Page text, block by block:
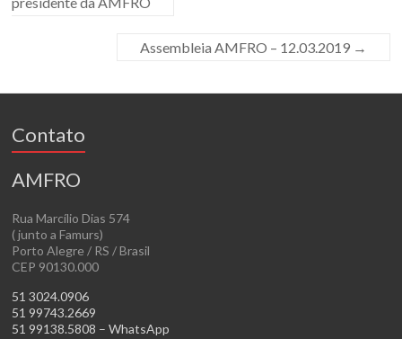
Assembleia AMFRO – 12.03.2019 →
Contato
AMFRO
Rua Marcílio Dias 574
( junto a Famurs)
Porto Alegre / RS / Brasil
CEP 90130.000
51 3024.0906
51 99743.2669
51 99138.5808 – WhatsApp